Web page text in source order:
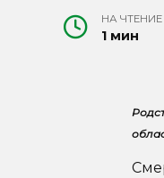
НА ЧТЕНИЕ
1 мин